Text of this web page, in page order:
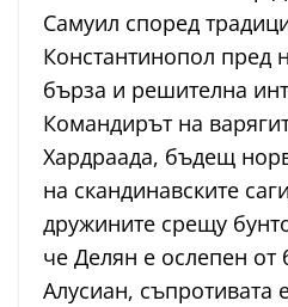
Самуил според
Константинопол пред
бърза и решителна
Командирът на
Хардраада, бъдещ
на скандинавските
дружините срещу
че Делян е ослепен от
Алусиан, съпротивата